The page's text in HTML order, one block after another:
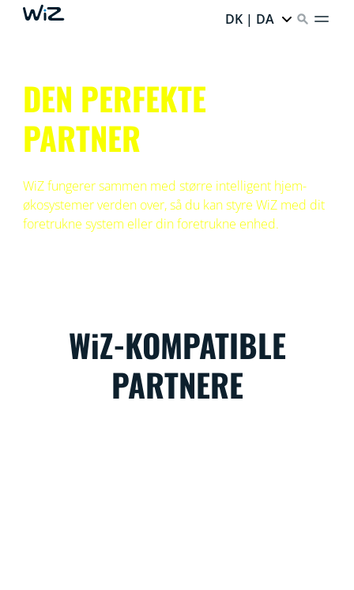
DK | DA
DEN PERFEKTE
PARTNER
WiZ fungerer sammen med større intelligent hjem-
økosystemer verden over, så du kan styre WiZ med dit
foretrukne system eller din foretrukne enhed.
WiZ-KOMPATIBLE
PARTNERE